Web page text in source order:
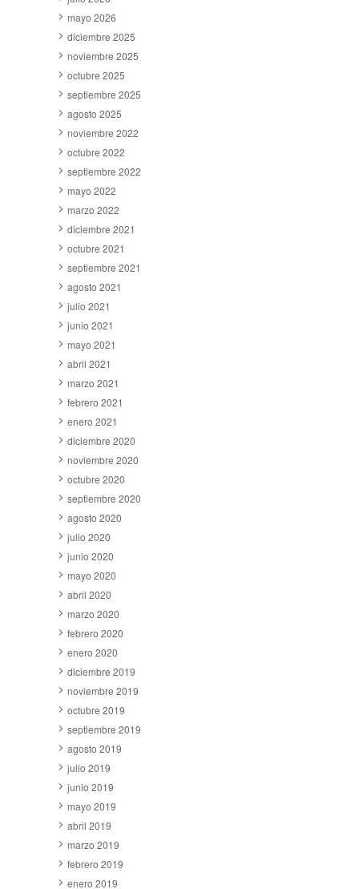
mayo 2026
diciembre 2025
noviembre 2025
octubre 2025
septiembre 2025
agosto 2025
noviembre 2022
octubre 2022
septiembre 2022
mayo 2022
marzo 2022
diciembre 2021
octubre 2021
septiembre 2021
agosto 2021
julio 2021
junio 2021
mayo 2021
abril 2021
marzo 2021
febrero 2021
enero 2021
diciembre 2020
noviembre 2020
octubre 2020
septiembre 2020
agosto 2020
julio 2020
junio 2020
mayo 2020
abril 2020
marzo 2020
febrero 2020
enero 2020
diciembre 2019
noviembre 2019
octubre 2019
septiembre 2019
agosto 2019
julio 2019
junio 2019
mayo 2019
abril 2019
marzo 2019
febrero 2019
enero 2019